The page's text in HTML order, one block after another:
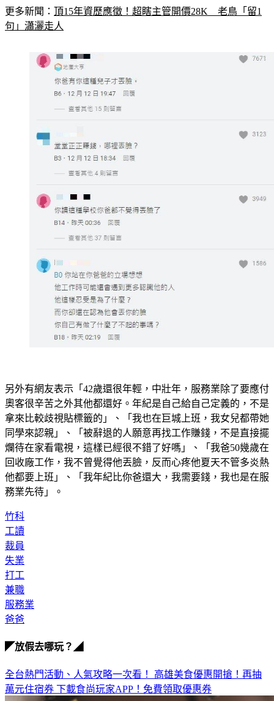
更多新聞： 頂15年資歷應徵！超瞎主管開價28K　老鳥「留1
句」瀟灑走人
另外有網友表示「42歲還很年輕，中壯年，服務業除了要應付
奧客很辛苦之外其他都還好。年紀是自己給自己定義的，不是
拿來比較歧視貼標籤的」、「我也在巨城上班，我女兒都帶她
同學來認親」、「被辭退的人願意再找工作賺錢，不是直接擺
爛待在家看電視，這樣已經很不錯了好嗎」、「我爸50幾歲在
回收廠工作，我不曾覺得他丟臉，反而心疼他夏天不管多炎熱
他都要上班」、「我年紀比你爸還大，我需要錢，我也是在服
務業先待」。
竹科
工讀
裁員
失業
打工
兼職
服務業
爸爸
◤放假去哪玩？◢
全台熱門活動、人氣攻略一次看！ 高雄美食優惠開搶！再抽
萬元住宿券 下載食尚玩家APP！免費領取優惠券